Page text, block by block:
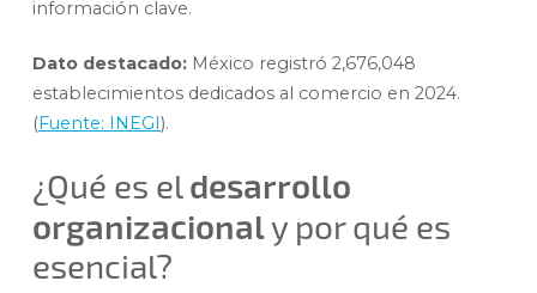
información clave.
Dato destacado: México registró 2,676,048
establecimientos dedicados al comercio en 2024.
(Fuente: INEGI ).
¿Qué es eldesarrollo
organizacionaly por qué es
esencial?